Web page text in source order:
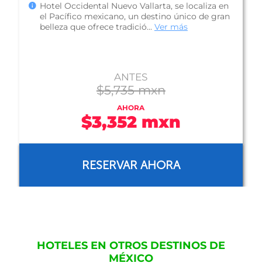
Hotel Occidental Nuevo Vallarta, se localiza en
el Pacífico mexicano, un destino único de gran
belleza que ofrece tradició... Ver más
ANTES
$5,735 mxn
AHORA
$3,352 mxn
RESERVAR AHORA
HOTELES EN OTROS DESTINOS DE
MÉXICO